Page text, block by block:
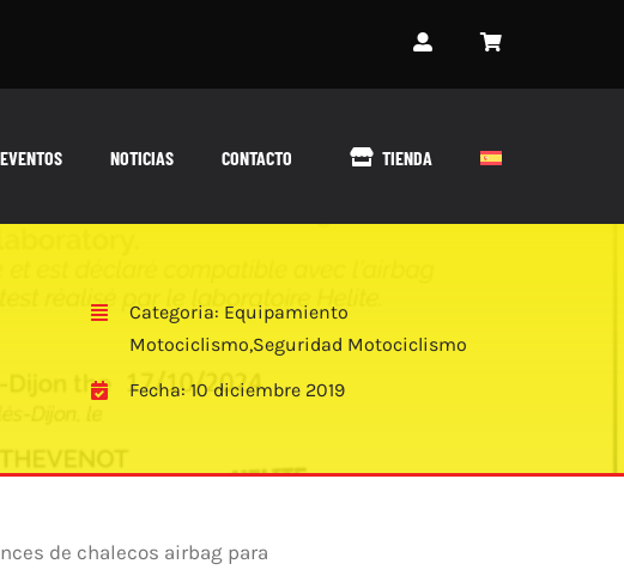
EVENTOS NOTICIAS CONTACTO TIENDA
Categoria: Equipamiento
Motociclismo,Seguridad Motociclismo
Fecha: 10 diciembre 2019
de chalecos airbag para